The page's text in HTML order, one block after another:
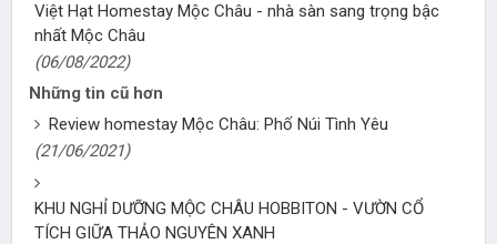
Việt Hạt Homestay Mộc Châu - nhà sàn sang trọng bậc
nhất Mộc Châu
(06/08/2022)
Những tin cũ hơn
Review homestay Mộc Châu: Phố Núi Tình Yêu
(21/06/2021)
KHU NGHỈ DƯỠNG MỘC CHÂU HOBBITON - VƯỜN CỔ
TÍCH GIỮA THẢO NGUYÊN XANH